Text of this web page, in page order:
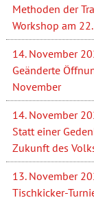
Methoden der
Workshop am
14. November
Geänderte
November
14. November
Statt einer
Zukunft des
13. November
Tischkicker-